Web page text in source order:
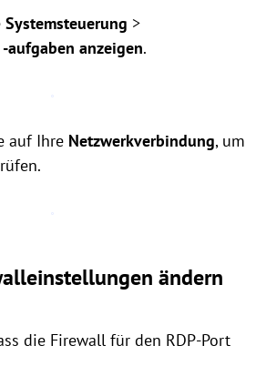
Systemsteuerung >
aufgaben anzeigen.
auf Ihre Netzwerkverbindung, um
ändern
die Firewall für den RDP-Port